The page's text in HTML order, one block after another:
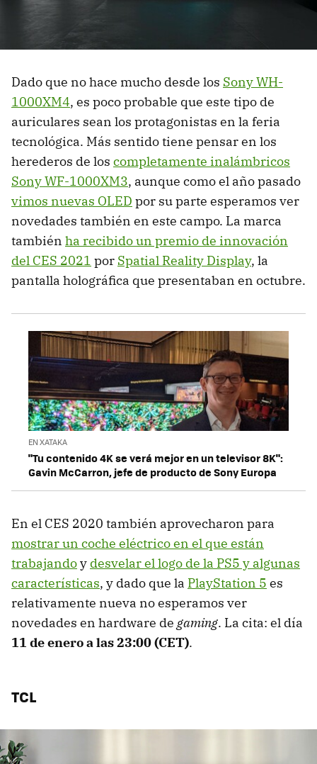
Dado que no hace mucho desde los Sony WH-
1000XM4, es poco probable que este tipo de
auriculares sean los protagonistas en la feria
tecnológica. Más sentido tiene pensar en los
herederos de los completamente inalámbricos
Sony WF-1000XM3, aunque como el año pasado
vimos nuevas OLED por su parte esperamos ver
novedades también en este campo. La marca
también ha recibido un premio de innovación
del CES 2021 por Spatial Reality Display, la
pantalla holográfica que presentaban en octubre.
EN XATAKA
"Tu contenido 4K se verá mejor en un televisor 8K":
Gavin McCarron, jefe de producto de Sony Europa
En el CES 2020 también aprovecharon para
mostrar un coche eléctrico en el que están
trabajandoy desvelar el logo de la PS5 y algunas
características, y dado que la PlayStation 5 es
relativamente nueva no esperamos ver
novedades en hardware de gaming. La cita: el día
11 de enero a las 23:00 (CET).
TCL